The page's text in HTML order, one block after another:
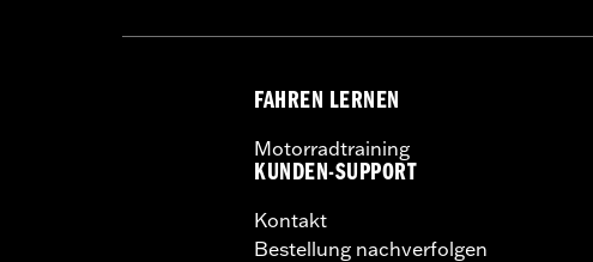
FAHREN LERNEN
Motorradtraining
KUNDEN-SUPPORT
Kontakt
Bestellung nachverfolgen